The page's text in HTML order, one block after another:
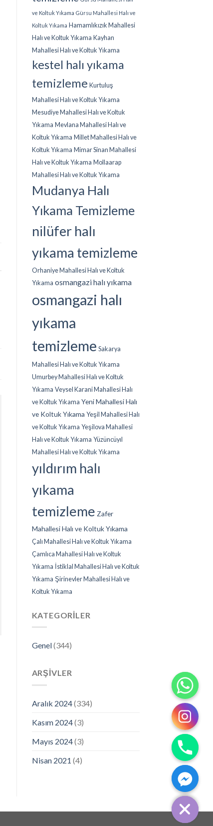
ve Koltuk Yıkama Gürsu Mahallesi Halı ve
Koltuk Yıkama Hamamlıkızık Mahallesi
Halı ve Koltuk Yıkama Kayhan
Mahallesi Halı ve Koltuk Yıkama
kestel halı yıkama
temizleme Kurtuluş
Mahallesi Halı ve Koltuk Yıkama
Mesudiye Mahallesi Halı ve Koltuk
Yıkama Mevlana Mahallesi Halı ve
Koltuk Yıkama Millet Mahallesi Halı ve
Koltuk Yıkama Mimar Sinan Mahallesi
Halı ve Koltuk Yıkama Mollaarap
Mahallesi Halı ve Koltuk Yıkama
Mudanya Halı
Yıkama Temizleme
nilüfer halı
yıkama temizleme
Orhaniye Mahallesi Halı ve Koltuk
Yıkama osmangazi halı yıkama
osmangazi halı
yıkama
temizleme Sakarya
Mahallesi Halı ve Koltuk Yıkama
Umurbey Mahallesi Halı ve Koltuk
Yıkama Veysel Karani Mahallesi Halı
ve Koltuk Yıkama Yeni Mahallesi Halı
ve Koltuk Yıkama Yeşil Mahallesi Halı
ve Koltuk Yıkama Yeşilova Mahallesi
Halı ve Koltuk Yıkama Yüzüncüyıl
Mahallesi Halı ve Koltuk Yıkama
yıldırım halı
yıkama
temizleme Zafer
Mahallesi Halı ve Koltuk Yıkama
Çalı Mahallesi Halı ve Koltuk Yıkama
Çamlıca Mahallesi Halı ve Koltuk
Yıkama İstiklal Mahallesi Halı ve Koltuk
Yıkama Şirinevler Mahallesi Halı ve
Koltuk Yıkama
KATEGORILER
Genel(344)
ARŞIVLER
Aralık 2024(334)
Kasım 2024(3)
Mayıs 2024(3)
Nisan 2021 (4)
HIDE
CHATY